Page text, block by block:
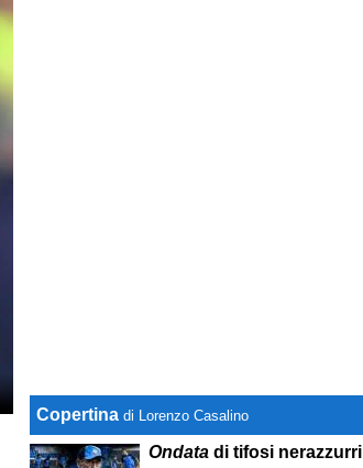
Copertina di Lorenzo Casalino
Ondata di tifosi nerazzurri